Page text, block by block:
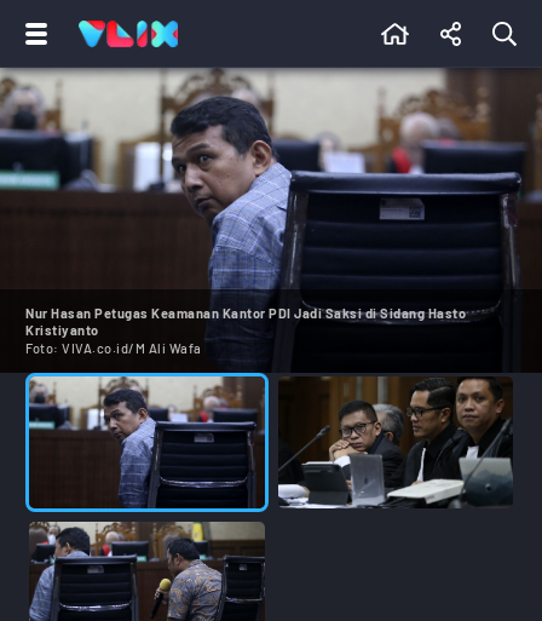
Nur Hasan Petugas Keamanan Kantor PDI Jadi Saksi di Sidang Hasto
Kristiyanto
Foto: VIVA.co.id/M Ali Wafa